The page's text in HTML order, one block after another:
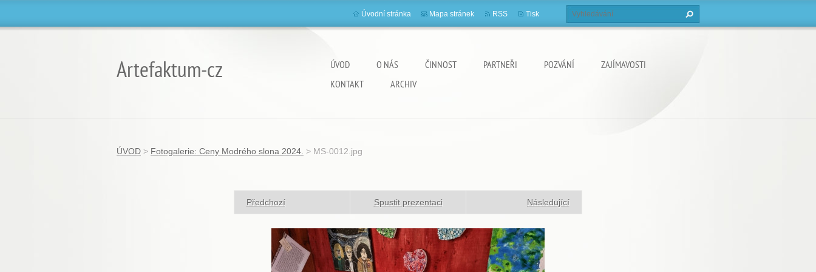
Artefaktum-cz ÚVOD O NÁS ČINNOST PARTNEŘI POZVÁNÍ
ZAJÍMAVOSTI
KONTAKT
ARCHIV
Úvodní stránka Mapa stránek RSS Tisk
ÚVOD > Fotogalerie: Ceny Modrého slona 2024. > MS-0012.jpg
Předchozí Spustit prezentaci Následující